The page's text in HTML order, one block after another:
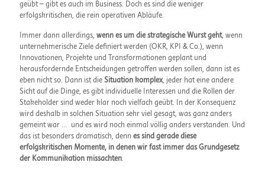
geübt – gibt es auch im Business. Doch es sind die weniger
erfolgskritischen, die rein operativen Abläufe.
Immer dann allerdings, wenn es um die strategische Wurst geht, wenn
unternehmerische Ziele definiert werden (OKR, KPI & Co.), wenn
Innovationen, Projekte und Transformationen geplant und
herausfordernde Entscheidungen getroffen werden sollen, dann ist es
eben nicht so. Dann ist die Situation komplex, jeder hat eine andere
Sicht auf die Dinge, es gibt individuelle Interessen und die Rollen der
Stakeholder sind weder klar noch vielfach geübt. In der Konsequenz
wird deshalb in solchen Situation sehr viel gesagt, was ganz anders
gemeint war … und es wird noch einmal völlig anders verstanden. Und
das ist besonders dramatisch, denn es sind gerade diese
erfolgskritischen Momente, in denen wir fast immer das Grundgesetz
der Kommunikation missachten.